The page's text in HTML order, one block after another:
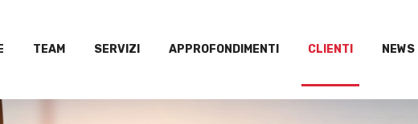
TEAM SERVIZI APPROFONDIMENTI CLIENTI NEWS